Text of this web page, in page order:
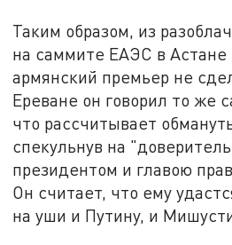
Таким образом, из
на саммите ЕАЭС в Астане
армянский премьер не
Ереване он говорил то же
что рассчитывает
спекульнув на
президентом и главою
Он считает, что ему
на уши и Путину, и